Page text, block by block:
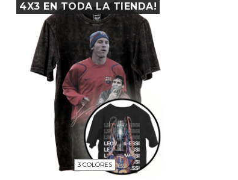
4X3 EN TODA LA TIENDA!
3 COLORES